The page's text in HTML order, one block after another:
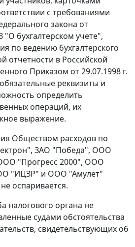
с требованиями
закона от
"О бухгалтерском учете",
по ведению бухгалтерского
отчетности в Российской
Приказом от 29.07.1998 г.
реквизиты и
определить
операций, их
выражение.
Обществом расходов по
ЗАО "Победа", ООО
"Прогресс 2000", ООО
"ИЦЗР" и ООО "Амулет"
оспаривается.
налогового органа не
судами обстоятельства
свидетельствующих об